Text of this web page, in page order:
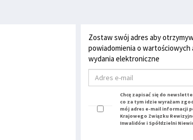
Zostaw swój adres aby
powiadomienia o wartościowych
wydania elektroniczne
Chcę zapisać się do
co za tym idzie wyrażam
mój adres e-mail informacji
Krajowego Związku
Inwalidów i Spółdzielni